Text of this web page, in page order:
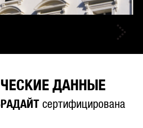
ДАННЫЕ
сертифицирована